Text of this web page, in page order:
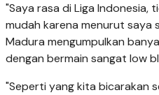
"Saya rasa di Liga
mudah karena menurut
Madura mengumpulkan
dengan bermain sangat low
"Seperti yang kita bicarakan